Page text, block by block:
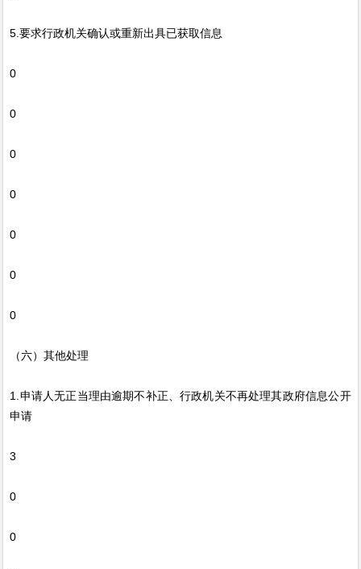
5.要求行政机关确认或重新出具已获取信息
0
0
0
0
0
0
0
（六）其他处理
1.申请人无正当理由逾期不补正、行政机关不再处理其政府信息公开
申请
3
0
0